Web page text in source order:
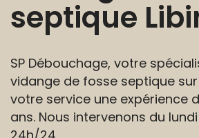
septique
SP Débouchage, votre
vidange de fosse septique sur
votre service une expérience
ans. Nous intervenons du